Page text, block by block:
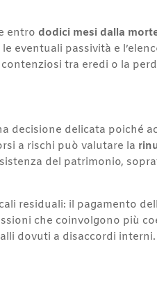
entro dodici mesi dalla
eventuali passività e
tra eredi o la
decisione delicata poiché
a rischi può valutare la
del patrimonio,
residuali: il pagamento
che coinvolgono più
dovuti a disaccordi interni.